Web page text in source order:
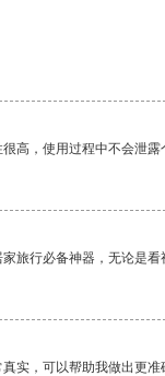
高，使用过程中不会泄
旅行必备神器，无论是
实，可以帮助我做出更准